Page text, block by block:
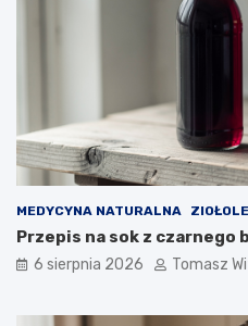
MEDYCYNA NATURALNA
Przepis na sok z czarnego
6 sierpnia 2026 Tomasz